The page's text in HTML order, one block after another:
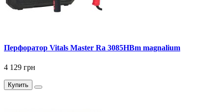
Перфоратор Vitals Master Ra 3085HBm magnalium
4 129 грн
Купить